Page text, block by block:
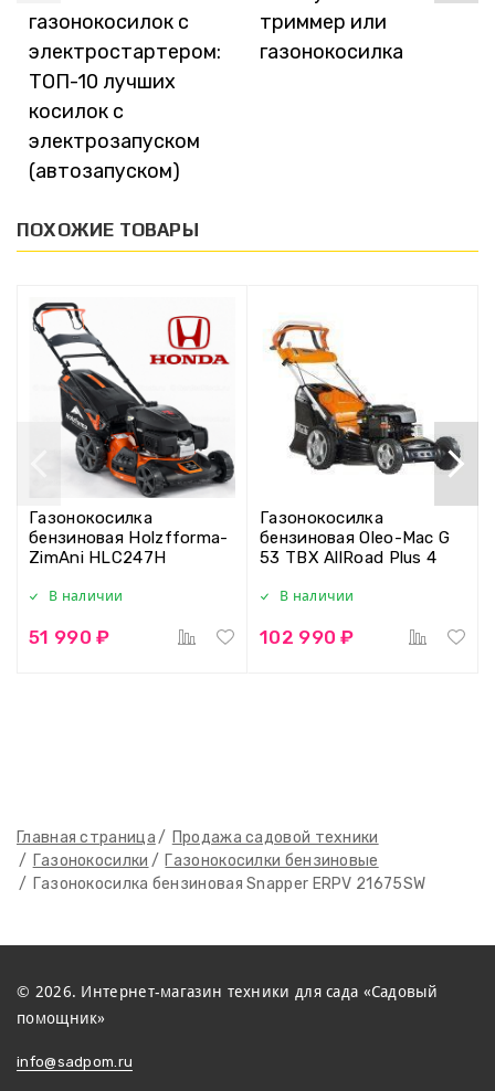
Главная страница
Продажа садовой техники
Газонокосилки
Газонокосилки бензиновые
Газонокосилка бензиновая Snapper ERPV 21675SW
газонокосилок с
электростартером:
ТОП-10 лучших
косилок с
электрозапуском
(автозапуском)
триммер или
газонокосилка
ПОХОЖИЕ ТОВАРЫ
Газонокосилка
бензиновая Holzfforma-
ZimAni HLC247H
В наличии
51 990 ₽
Газонокосилка
бензиновая Oleo-Mac G
53 TBX AllRoad Plus 4
В наличии
102 990 ₽
© 2026. Интернет-магазин техники для сада «Садовый
помощник»
info@sadpom.ru